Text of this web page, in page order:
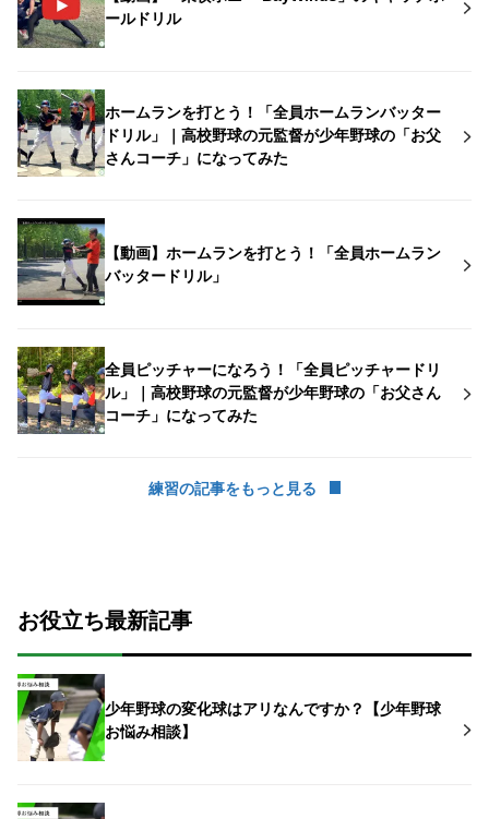
ールドリル
ホームランを打とう！「全員ホームランバッター
ドリル」｜高校野球の元監督が少年野球の「お父
さんコーチ」になってみた
【動画】ホームランを打とう！「全員ホームラン
バッタードリル」
全員ピッチャーになろう！「全員ピッチャードリ
ル」｜高校野球の元監督が少年野球の「お父さん
コーチ」になってみた
練習の記事をもっと見る
お役立ち最新記事
少年野球の変化球はアリなんですか？【少年野球
お悩み相談】